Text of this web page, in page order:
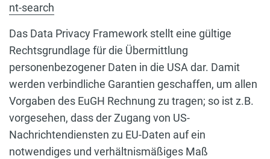
nt-search
Das Data Privacy Framework stellt eine gültige
Rechtsgrundlage für die Übermittlung
personenbezogener Daten in die USA dar. Damit
werden verbindliche Garantien geschaffen, um allen
Vorgaben des EuGH Rechnung zu tragen; so ist z.B.
vorgesehen, dass der Zugang von US-
Nachrichtendiensten zu EU-Daten auf ein
notwendiges und verhältnismäßiges Maß